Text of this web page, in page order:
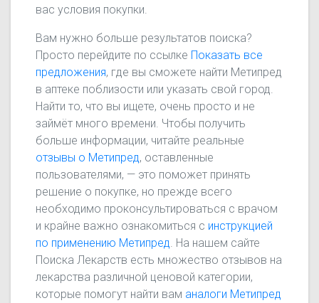
вас условия покупки.
Вам нужно больше результатов поиска?
Просто перейдите по ссылке Показать все
предложения, где вы сможете найти Метипред
в аптеке поблизости или указать свой город.
Найти то, что вы ищете, очень просто и не
займёт много времени. Чтобы получить
больше информации, читайте реальные
отзывы о Метипред, оставленные
пользователями, — это поможет принять
решение о покупке, но прежде всего
необходимо проконсультироваться с врачом
и крайне важно ознакомиться с инструкцией
по применению Метипред . На нашем сайте
Поиска Лекарств есть множество отзывов на
лекарства различной ценовой категории,
которые помогут найти вам аналоги Метипред